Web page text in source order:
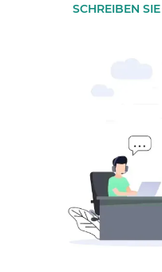
SCHREIBEN